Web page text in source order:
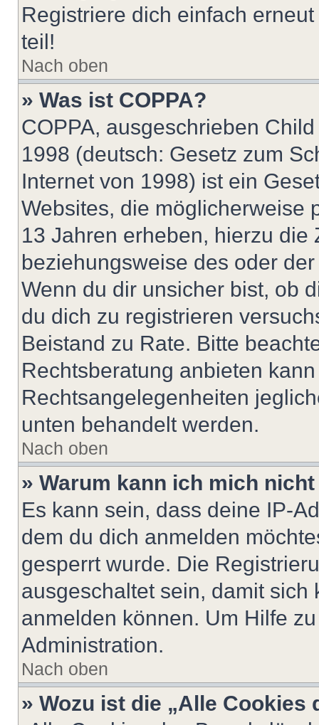
Registriere dich einfach
teil!
Nach oben
» Was ist COPPA?
COPPA, ausgeschrieben
1998 (deutsch: Gesetz zum
Internet von 1998) ist ein
Websites, die möglicherweise
13 Jahren erheben, hierzu die
beziehungsweise des oder
Wenn du dir unsicher bist, ob
du dich zu registrieren
Beistand zu Rate. Bitte
Rechtsberatung anbieten
Rechtsangelegenheiten
unten behandelt werden.
Nach oben
» Warum kann ich mich
Es kann sein, dass deine IP-
dem du dich anmelden
gesperrt wurde. Die
ausgeschaltet sein, damit
anmelden können. Um Hilfe
Administration.
Nach oben
» Wozu ist die „Alle